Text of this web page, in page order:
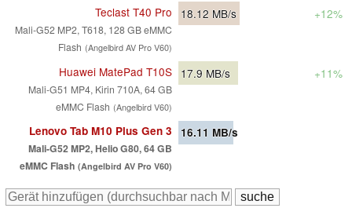
Teclast T40 Pro
Mali-G52 MP2, T618, 128 GB eMMC
Flash (Angelbird AV Pro V60)
18.12 MB/s +12%
Huawei MatePad T10S
Mali-G51 MP4, Kirin 710A, 64 GB
eMMC Flash (Angelbird V60)
17.9 MB/s +11%
Lenovo Tab M10 Plus Gen 3
Mali-G52 MP2, Helio G80, 64 GB
eMMC Flash (Angelbird AV Pro V60)
16.11 MB/s